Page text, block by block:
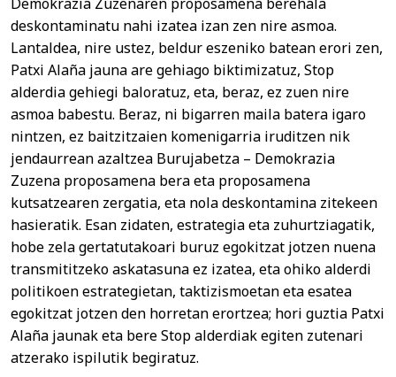
deskontaminatu nahi izatea izan zen nire asmoa.
Lantaldea, nire ustez, beldur eszeniko batean erori zen,
Patxi Alaña jauna are gehiago biktimizatuz, Stop
alderdia gehiegi baloratuz, eta, beraz, ez zuen nire
asmoa babestu. Beraz, ni bigarren maila batera igaro
nintzen, ez baitzitzaien komenigarria iruditzen nik
jendaurrean azaltzea Burujabetza – Demokrazia
Zuzena proposamena bera eta proposamena
kutsatzearen zergatia, eta nola deskontamina zitekeen
hasieratik. Esan zidaten, estrategia eta zuhurtziagatik,
hobe zela gertatutakoari buruz egokitzat jotzen nuena
transmititzeko askatasuna ez izatea, eta ohiko alderdi
politikoen estrategietan, taktizismoetan eta esatea
egokitzat jotzen den horretan erortzea; hori guztia Patxi
Alaña jaunak eta bere Stop alderdiak egiten zutenari
atzerako ispilutik begiratuz.